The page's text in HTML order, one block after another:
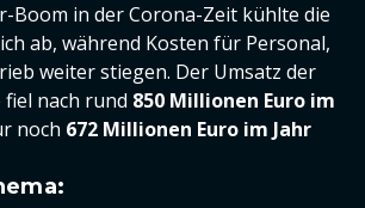
Boom in der Corona-Zeit kühlte die
ab, während Kosten für Personal,
weiter stiegen. Der Umsatz der
nach rund 850 Millionen Euro im
noch 672 Millionen Euro im Jahr